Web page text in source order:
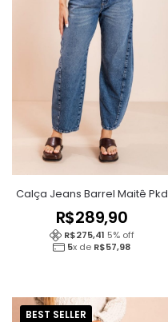
Calça Jeans Barrel Maitê Pkd
R$289,90
R$275,41 5% off
5x de R$57,98
BEST SELLER